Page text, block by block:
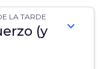
LA TARDE
(y
expand_more